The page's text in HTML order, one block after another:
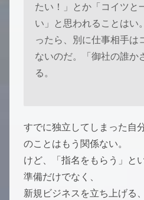
たい！」とか「コイツと
い」と思われることはい
ったら、別に仕事相手は
ないのだ。「御社の誰か
る。
すでに独立してしまった自
のことはもう関係ない。
けど、「指名をもらう」と
準備だけでなく、
新規ビジネスを立ち上げる